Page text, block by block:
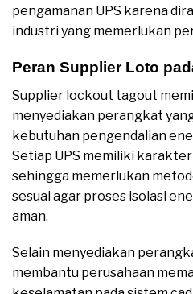
pengamanan UPS karena
industri yang memerlukan
Peran Supplier Loto
Supplier lockout tagout
menyediakan perangkat
kebutuhan pengendalian
Setiap UPS memiliki
sehingga memerlukan
sesuai agar proses isolasi
aman.
Selain menyediakan
membantu perusahaan